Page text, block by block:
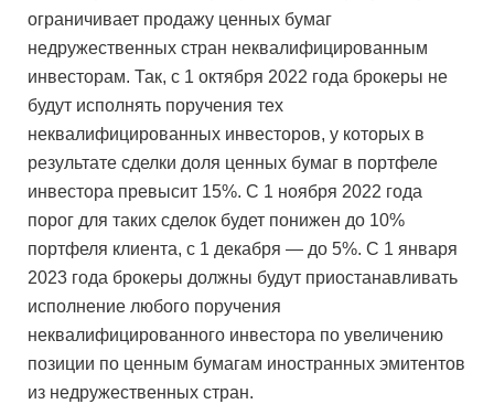
ограничивает продажу ценных бумаг
недружественных стран неквалифицированным
инвесторам. Так, с 1 октября 2022 года брокеры не
будут исполнять поручения тех
неквалифицированных инвесторов, у которых в
результате сделки доля ценных бумаг в портфеле
инвестора превысит 15%. C 1 ноября 2022 года
порог для таких сделок будет понижен до 10%
портфеля клиента, с 1 декабря — до 5%. С 1 января
2023 года брокеры должны будут приостанавливать
исполнение любого поручения
неквалифицированного инвестора по увеличению
позиции по ценным бумагам иностранных эмитентов
из недружественных стран.